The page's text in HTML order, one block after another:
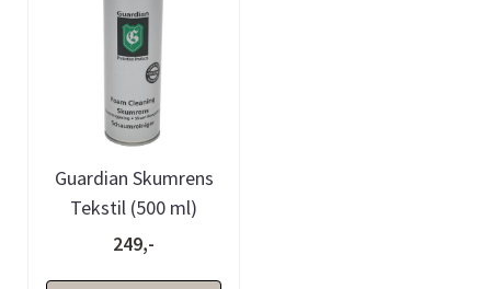
Guardian Skumrens
Tekstil (500 ml)
249,-